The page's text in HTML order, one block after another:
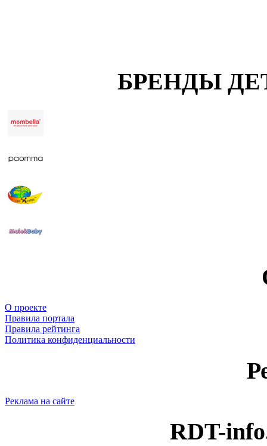
БРЕНДЫ
О проекте
Правила портала
Правила рейтинга
Политика конфиденциальности
Реклама на сайте
RDT-